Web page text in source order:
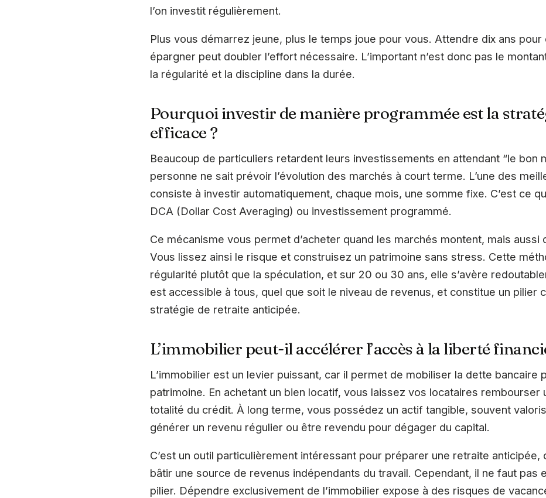
l’on investit régulièrement.
Plus vous démarrez jeune, plus le temps joue pour vous. Attendre dix ans pour
épargner peut doubler l’effort nécessaire. L’important n’est donc pas le
la régularité et la discipline dans la durée.
Pourquoi investir de manière programmée est la
efficace ?
Beaucoup de particuliers retardent leurs investissements en attendant “le bon
personne ne sait prévoir l’évolution des marchés à court terme. L’une des
consiste à investir automatiquement, chaque mois, une somme fixe. C’est ce
DCA (Dollar Cost Averaging) ou investissement programmé.
Ce mécanisme vous permet d’acheter quand les marchés montent, mais aussi
Vous lissez ainsi le risque et construisez un patrimoine sans stress. Cette
régularité plutôt que la spéculation, et sur 20 ou 30 ans, elle s’avère
est accessible à tous, quel que soit le niveau de revenus, et constitue un pilier
stratégie de retraite anticipée.
L’immobilier peut-il accélérer l’accès à la liberté
L’immobilier est un levier puissant, car il permet de mobiliser la dette bancaire
patrimoine. En achetant un bien locatif, vous laissez vos locataires rembourser
totalité du crédit. À long terme, vous possédez un actif tangible, souvent
générer un revenu régulier ou être revendu pour dégager du capital.
C’est un outil particulièrement intéressant pour préparer une retraite anticipée,
bâtir une source de revenus indépendants du travail. Cependant, il ne faut pas
pilier. Dépendre exclusivement de l’immobilier expose à des risques de